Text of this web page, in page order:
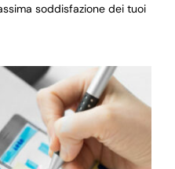
soddisfazione dei tuoi